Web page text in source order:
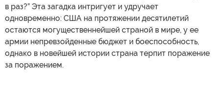
в раз?” Эта загадка интригует и удручает
одновременно: США на протяжении десятилетий
остаются могущественнейшей страной в мире, у ее
армии непревзойденные бюджет и боеспособность,
однако в новейшей истории страна терпит поражение
за поражением.